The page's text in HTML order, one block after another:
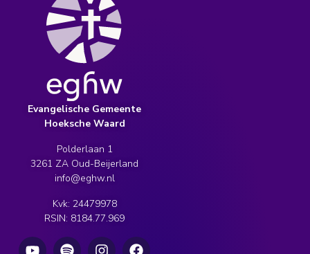
Evangelische Gemeente
Hoeksche Waard
Polderlaan 1
3261 ZA Oud-Beijerland
info@eghw.nl
Kvk: 24479978
RSIN: 8184.77.969